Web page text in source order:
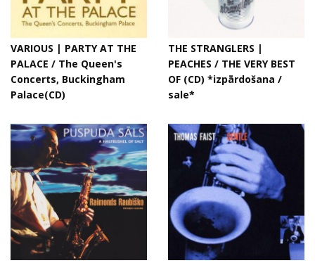
VARIOUS | PARTY AT THE
PALACE / The Queen's
Concerts, Buckingham
Palace(CD)
THE STRANGLERS |
PEACHES / THE VERY BEST
OF (CD) *izpārdošana /
sale*